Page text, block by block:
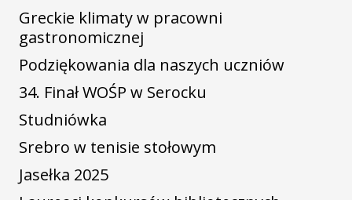
Greckie klimaty w pracowni
gastronomicznej
Podziękowania dla naszych uczniów
34. Finał WOŚP w Serocku
Studniówka
Srebro w tenisie stołowym
Jasełka 2025